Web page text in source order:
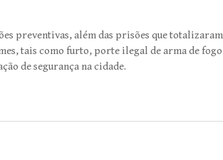
preventivas, além das prisões que
tais como furto, porte ilegal de arma de
de segurança na cidade.